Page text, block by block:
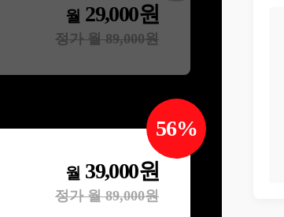
월 29,000원
정가 월89,000원
월 39,000원
정가 월89,000원
56%